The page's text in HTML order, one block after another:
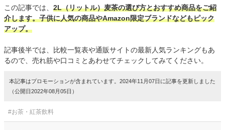
この記事では、 2L（リットル）麦茶の選び方とおすすめ商品をご紹
介します。子供に人気の商品やAmazon限定ブランドなどもピック
アップ。
記事後半では、比較一覧表や通販サイトの最新人気ランキングもあ
るので、売れ筋や口コミとあわせてチェックしてみてください。
本記事はプロモーションが含まれています。2024年11月07日に記事を更新しました
（公開日2022年08月05日）
#お茶・紅茶飲料